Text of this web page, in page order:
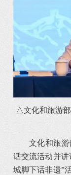
△文化和旅游
文化和旅
话交流活动并
城脚下话非遗”